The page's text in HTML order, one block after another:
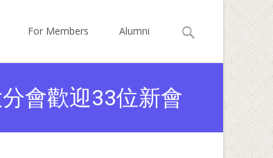
For Members Alumni
Search
會歡迎33位新會